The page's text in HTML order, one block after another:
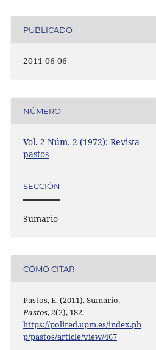
PUBLICADO
2011-06-06
NÚMERO
Vol. 2 Núm. 2 (1972): Revista
pastos
SECCIÓN
Sumario
CÓMO CITAR
Pastos, E. (2011). Sumario.
Pastos,2(2), 182.
https://polired.upm.es/index.ph
p/pastos/article/view/467